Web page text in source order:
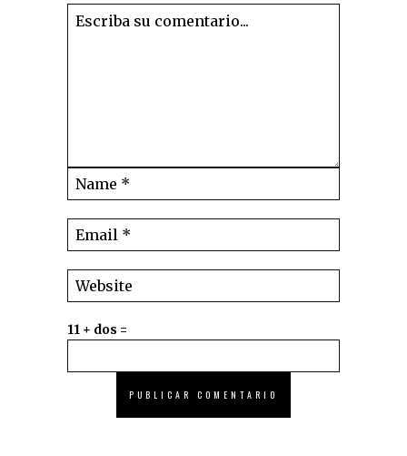
11 + dos =